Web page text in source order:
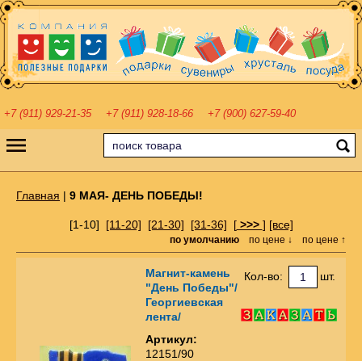
+7 (911) 929-21-35 +7 (911) 928-18-66 +7 (900) 627-59-40
Главная | 9 МАЯ- ДЕНЬ ПОБЕДЫ!
[1-10] [11-20] [21-30] [31-36] [>>> ] [все]
по умолчанию по цене ↓ по цене ↑
Mагнит-камень
"День Победы"/
Георгиевская
лента/
Артикул:
12151/90
Кол-во: шт.